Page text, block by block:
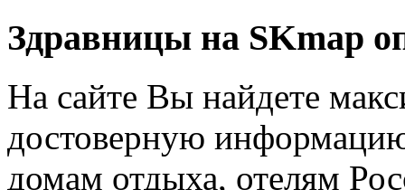
Здравницы на SKmap
На сайте Вы найдете
достоверную
домам отдыха, отелям